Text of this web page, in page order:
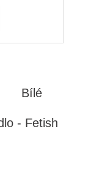
Bílé
- Fetish